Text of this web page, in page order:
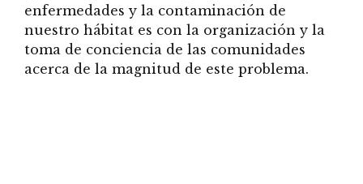
enfermedades y la contaminación de
nuestro hábitat es con la organización y la
toma de conciencia de las comunidades
acerca de la magnitud de este problema.